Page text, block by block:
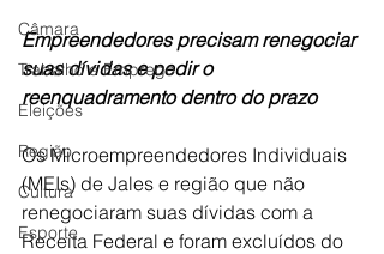
Câmara
Trabalho e Emprego
Eleições
Região
Cultura
Esporte
Empreendedores precisam renegociar
suas dívidas e pedir o
reenquadramento dentro do prazo
Os Microempreendedores Individuais
(MEIs) de Jales e região que não
renegociaram suas dívidas com a
Receita Federal e foram excluídos do